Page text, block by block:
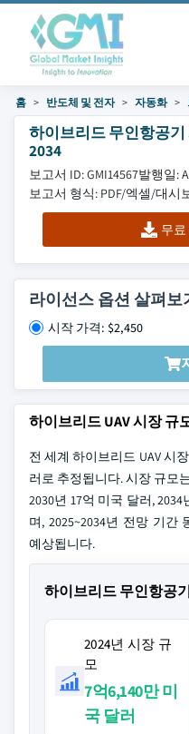
홈 반도체 및 전자 자동화
하이브리드 무인항공기
2034
보고서 ID: GMI14567발행일:
보고서 형식: PDF/엑셀/대시
무료
라이선스 옵션 살펴보
시작 가격: $2,450
하이브리드 UAV 시장 규
전 세계 하이브리드 UAV 시
러로 추정됩니다. 시장 규모
2030년 17억 미국 달러,
며, 2025~2034년 전망 기간
예상됩니다.
하이브리드 무인항공
2024년 시장 규
모
7억6,140만 미
국 달러